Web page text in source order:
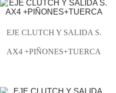
EJE CLUTCH Y SALIDA S.
AX4 +PIÑONES+TUERCA